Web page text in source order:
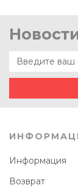
Информация
Возврат